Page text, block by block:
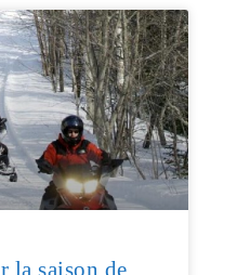
la saison de